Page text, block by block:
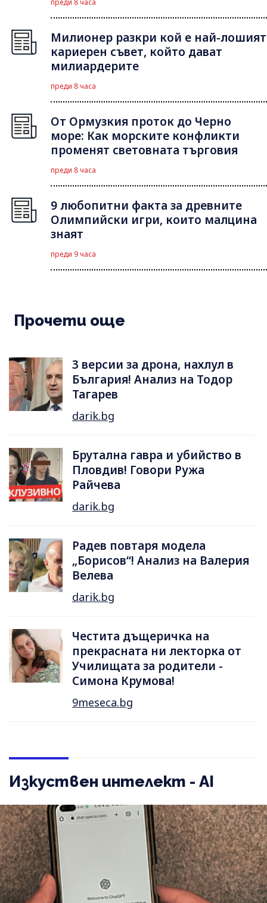
преди 8 часа
Милионер разкри кой е най-лошият
кариерен съвет, който дават
милиардерите
преди 8 часа
От Ормузкия проток до Черно
море: Как морските конфликти
променят световната търговия
преди 8 часа
9 любопитни факта за древните
Олимпийски игри, които малцина
знаят
преди 9 часа
Прочети още
3 версии за дрона, нахлул в
България! Анализ на Тодор
Тагарев
darik.bg
Брутална гавра и убийство в
Пловдив! Говори Ружа
Райчева
darik.bg
Радев повтаря модела
„Борисов“! Анализ на Валерия
Велева
darik.bg
Честита дъщеричка на
прекрасната ни лекторка от
Училищата за родители -
Симона Крумова!
9meseca.bg
Изкуствен интелект - AI